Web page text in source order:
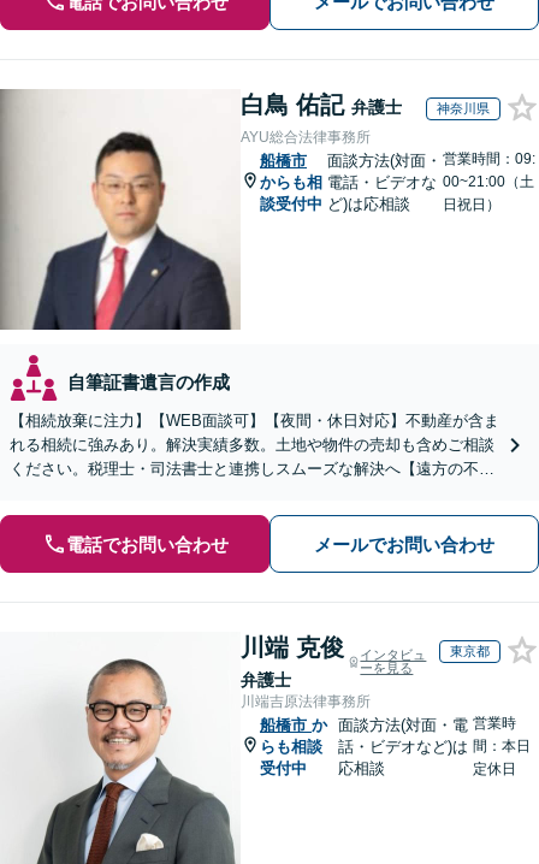
白鳥 佑記 弁護士 神奈川県
AYU総合法律事務所
船橋市
からも相
談受付中
面談方法(対面・
電話・ビデオな
ど)は応相談
営業時間：09:
00~21:00（土
日祝日）
自筆証書遺言の作成
【相続放棄に注力】【WEB面談可】【夜間・休日対応】不動産が含ま
れる相続に強みあり。解決実績多数。土地や物件の売却も含めご相談
ください。税理士・司法書士と連携しスムーズな解決へ【遠方の不動
電話でお問い合わせ メールでお問い合わせ
川端 克俊
弁護士
インタビュ
ーを見る
東京都
川端吉原法律事務所
船橋市 か
らも相談
受付中
面談方法(対面・電
話・ビデオなど)は
応相談
営業時
間：本日
定休日